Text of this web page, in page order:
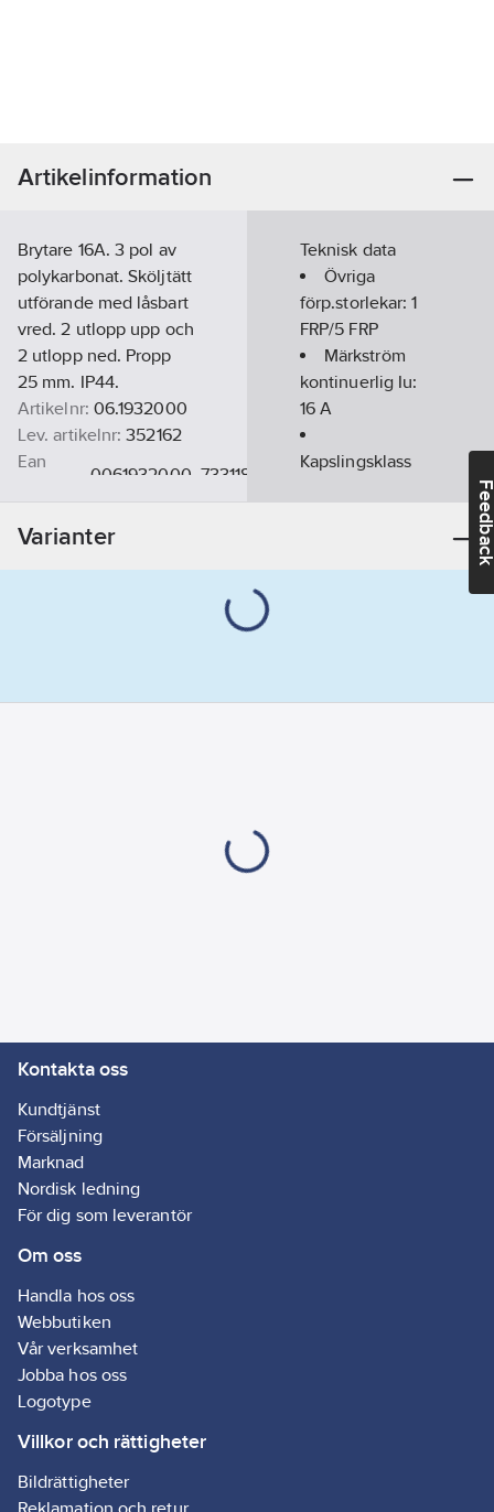
Artikelinformation
Brytare 16A. 3 pol av
polykarbonat. Sköljtätt
utförande med låsbart
vred. 2 utlopp upp och
2 utlopp ned. Propp
25 mm. IP44.
Artikelnr: 06.1932000
Lev. artikelnr: 352162
Ean
0061932000, 7331185119649
Teknisk data
Övriga
förp.storlekar:1
FRP/5 FRP
Märkström
kontinuerlig Iu:
16 A
Kapslingsklass
leverantör:BG
Varianter
Kontakta oss
Kundtjänst
Försäljning
Marknad
Nordisk ledning
För dig som leverantör
Om oss
Handla hos oss
Webbutiken
Vår verksamhet
Jobba hos oss
Logotype
Villkor och rättigheter
Bildrättigheter